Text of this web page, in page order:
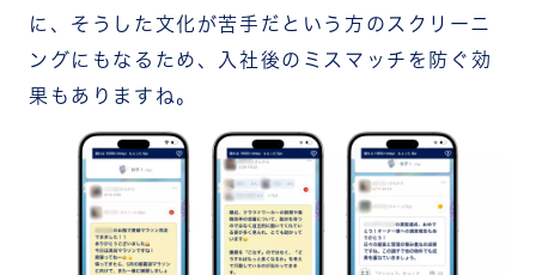
に、そうした文化が苦手だという方のスクリーニ
ングにもなるため、入社後のミスマッチを防ぐ効
果もありますね。